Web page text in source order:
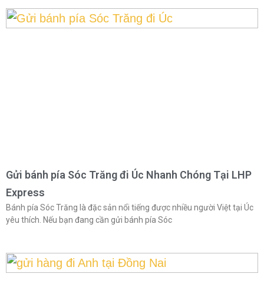
Gửi bánh pía Sóc Trăng đi Úc Nhanh Chóng Tại LHP
Express
Bánh pía Sóc Trăng là đặc sản nổi tiếng được nhiều người Việt tại Úc
yêu thích. Nếu bạn đang cần gửi bánh pía Sóc